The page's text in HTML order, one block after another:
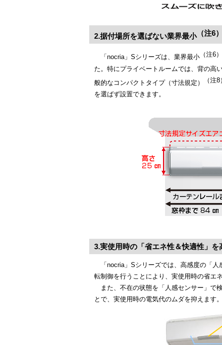
2.据付場所を選ばない業界最小 （注6
「nocria」Sシリーズは、業界最小 （注6）
た。特にプライベートルームでは、背の高
般的なコンパクトタイプ（寸法規定）
（注8
を選ばず設置できます。
3.実使用時の「省エネ性＆快適性」
「nocria」Sシリーズでは、高感度の「
転制御を行うことにより、実使用時の省エ
また、不在の状態を「人感センサー」で
とで、実使用時の電気代のムダを抑えます